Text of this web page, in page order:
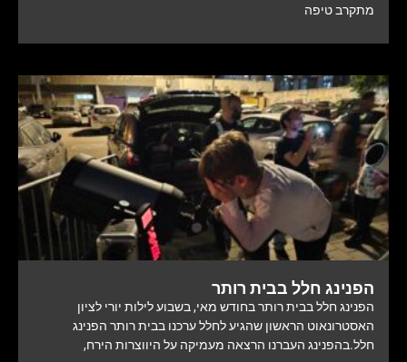
מתקרב טיפה
הפנינג חלל בבית רותר
הפנינג חלל בבית רותר בחודש מאי, בשבוע לילות יורי לציון
האסטרונאוט הראשון שהגיע לחלל ערכנו בבית רותר הפנינג
חלל.בהפנינג העברנו הרצאה מעמיקה על היווצרות הירח,